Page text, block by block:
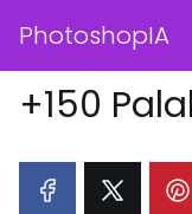
PhotoshopIA
+150